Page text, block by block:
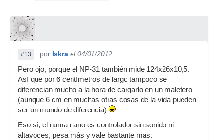
#13 por Iskra el 04/01/2012
Pero ojo, porque el NP-31 también mide 124x26x10,5.
Así que por 6 centímetros de largo tampoco se
diferencian mucho a la hora de cargarlo en un maletero
(aunque 6 cm en muchas otras cosas de la vida pueden
ser un mundo de diferencia)
Eso sí, el numa nano es controlador sin sonido ni
altavoces, pesa más y vale bastante más.